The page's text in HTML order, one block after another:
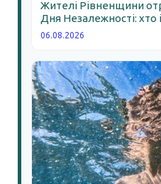
Жителі Рівненщини
Дня Незалежності: хто
06.08.2026